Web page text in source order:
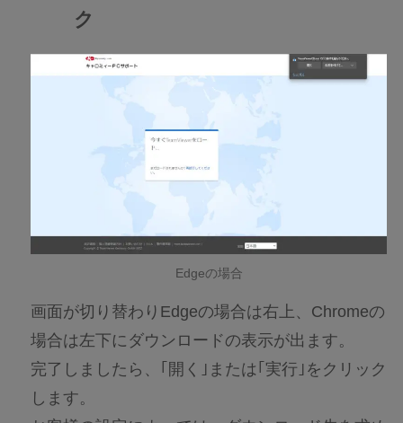
ク
Edgeの場合
画面が切り替わりEdgeの場合は右上、Chromeの
場合は左下にダウンロードの表示が出ます。
完了しましたら、｢開く｣または｢実行｣をクリック
します。